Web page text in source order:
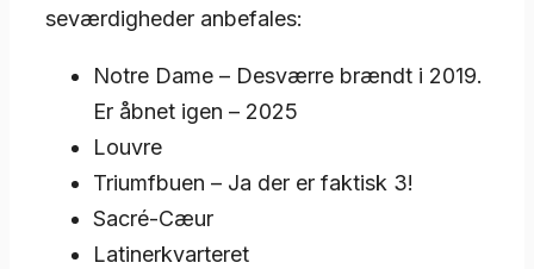
seværdigheder anbefales:
Notre Dame – Desværre brændt i 2019.
Er åbnet igen – 2025
Louvre
Triumfbuen – Ja der er faktisk 3!
Sacré-Cæur
Latinerkvarteret